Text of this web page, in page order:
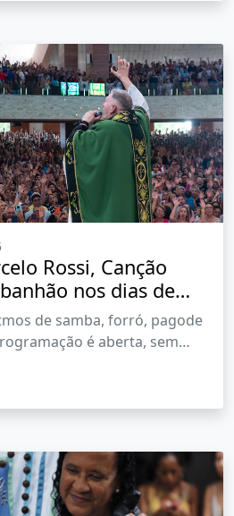
Rossi, Canção
nos dias de
de samba, forró, pagode
é aberta, sem